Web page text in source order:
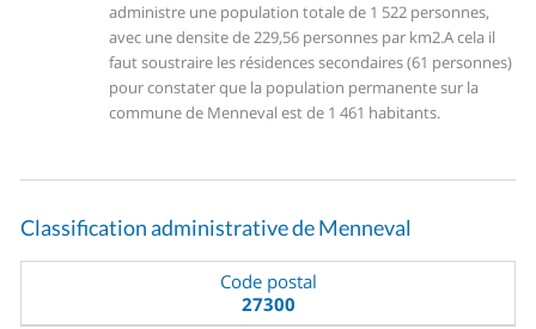
administre une population totale de 1 522 personnes,
avec une densite de 229,56 personnes par km2.A cela il
faut soustraire les résidences secondaires (61 personnes)
pour constater que la population permanente sur la
commune de Menneval est de 1 461 habitants.
Classification administrative de Menneval
Code postal
27300